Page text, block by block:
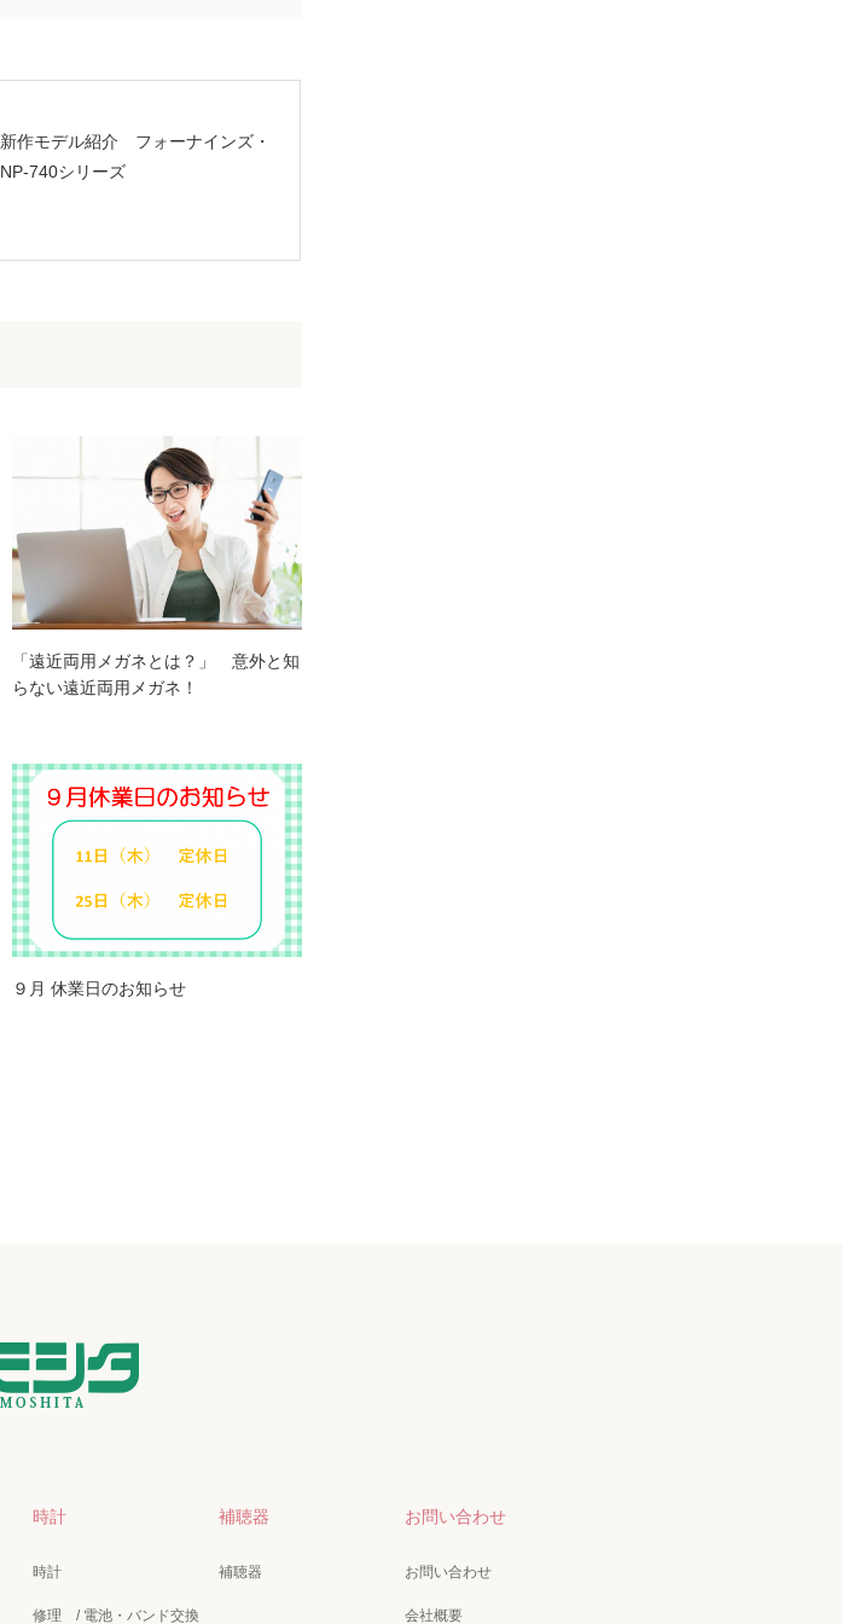
新作モデル紹介 フォーナインズ・
NP-740シリーズ
「遠近両用メガネとは？」 意外と知
らない遠近両用メガネ！
９月 休業日のお知らせ
時計
時計
修理 / 電池・バンド交換
補聴器
補聴器
お問い合わせ
お問い合わせ
会社概要